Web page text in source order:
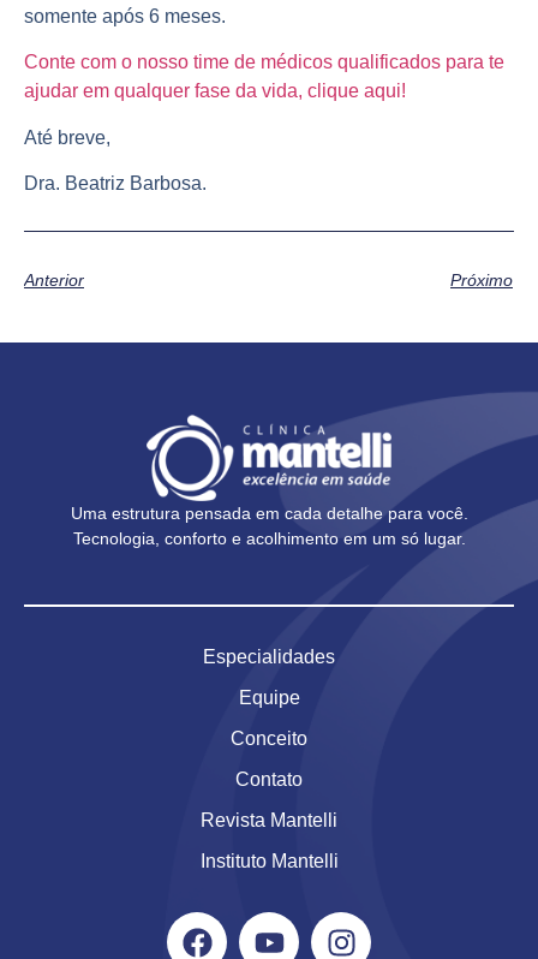
somente após 6 meses.
Conte com o nosso time de médicos qualificados para te
ajudar em qualquer fase da vida, clique aqui!
Até breve,
Dra. Beatriz Barbosa.
Anterior Próximo
Uma estrutura pensada em cada detalhe para você.
Tecnologia, conforto e acolhimento em um só lugar.
Especialidades
Equipe
Conceito
Contato
Revista Mantelli
Instituto Mantelli